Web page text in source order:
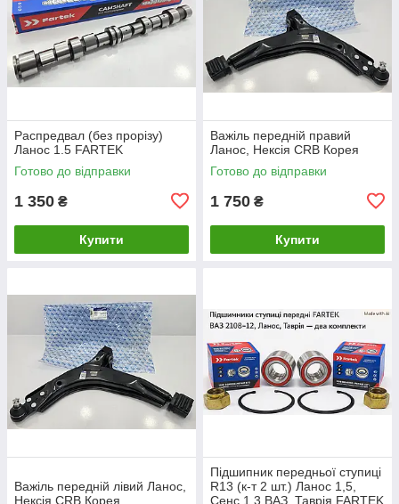
Распредвал (без прорізу)
Ланос 1.5 FARTEK
Готово до відправки
1 350 ₴
Купити
Важіль передній правий
Ланос, Нексія CRB Корея
Готово до відправки
1 750 ₴
Купити
Важіль передній лівий Ланос,
Нексія CRB Корея
Підшипник передньої ступиці
R13 (к-т 2 шт.) Ланос 1,5,
Сенс 1,3 ВАЗ, Таврія FARTEK